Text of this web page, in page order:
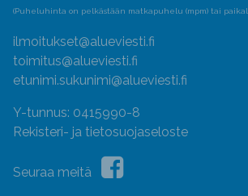
(Puheluhinta on pelkästään matkapuhelu (mpm) tai
ilmoitukset@alueviesti.fi
toimitus@alueviesti.fi
etunimi.sukunimi@alueviesti.fi
Y-tunnus: 0415990-8
Rekisteri- ja tietosuojaseloste
Seuraa meitä